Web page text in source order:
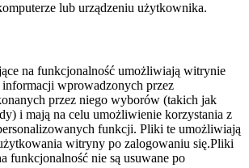
lub urządzeniu użytkownika.
na funkcjonalność umożliwiają witrynie
wprowadzonych przez
przez niego wyborów (takich jak
i mają na celu umożliwienie korzystania z
funkcji. Pliki te umożliwiają
witryny po zalogowaniu się.Pliki
funkcjonalność nie są usuwane po